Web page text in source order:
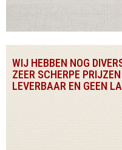
WIJ HEBBEN NOG
ZEER SCHERPE
LEVERBAAR EN GEEN